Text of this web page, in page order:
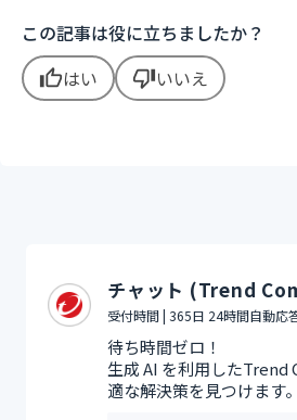
この記事は役に立ちましたか？
thumb_upはい thumb_downいいえ
チャット (Trend
受付時間 | 365日 24時間自動応
待ち時間ゼロ！
生成 AI を利用した
適な解決策を見つけます。